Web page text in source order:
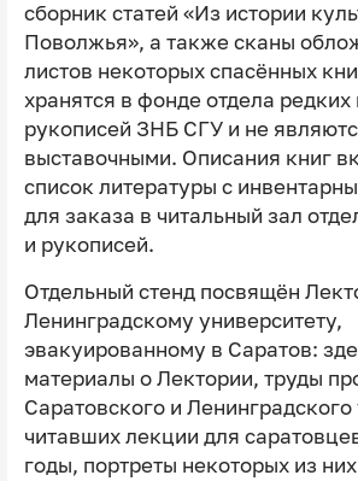
сборник статей «Из истории
Поволжья», а также сканы
листов некоторых спасённых
хранятся в фонде отдела редких
рукописей ЗНБ СГУ и не
выставочными. Описания книг
список литературы с
для заказа в читальный зал
и рукописей.
Отдельный стенд посвящён
Ленинградскому университету,
эвакуированному в Саратов:
материалы о Лектории, труды
Саратовского и Ленинградского
читавших лекции для
годы, портреты некоторых из